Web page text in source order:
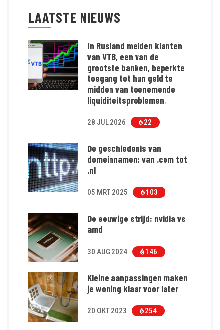
LAATSTE NIEUWS
In Rusland melden klanten
van VTB, een van de
grootste banken, beperkte
toegang tot hun geld te
midden van toenemende
liquiditeitsproblemen.
28 JUL 2026 22
De geschiedenis van
domeinnamen: van .com tot
.nl
05 MRT 2025 103
De eeuwige strijd: nvidia vs
amd
30 AUG 2024 146
Kleine aanpassingen maken
je woning klaar voor later
20 OKT 2023 254